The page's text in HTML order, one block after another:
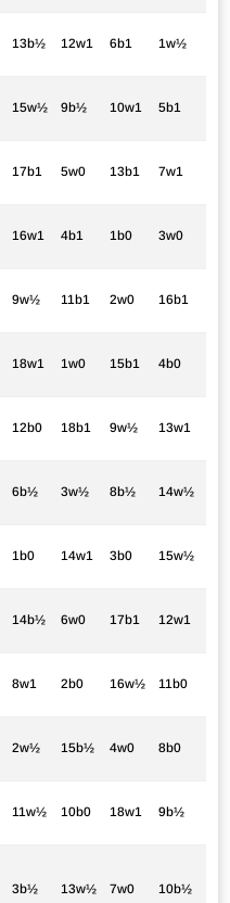
13b½ 12w1 6b1 1w½
15w½ 9b½ 10w1 5b1
17b1 5w0 13b1 7w1
16w1 4b1 1b0 3w0
9w½ 11b1 2w0 16b1
18w1 1w0 15b1 4b0
12b0 18b1 9w½ 13w1
6b½ 3w½ 8b½ 14w½
1b0 14w1 3b0 15w½
14b½ 6w0 17b1 12w1
8w1 2b0 16w½ 11b0
2w½ 15b½ 4w0 8b0
11w½ 10b0 18w1 9b½
3b½ 13w½ 7w0 10b½